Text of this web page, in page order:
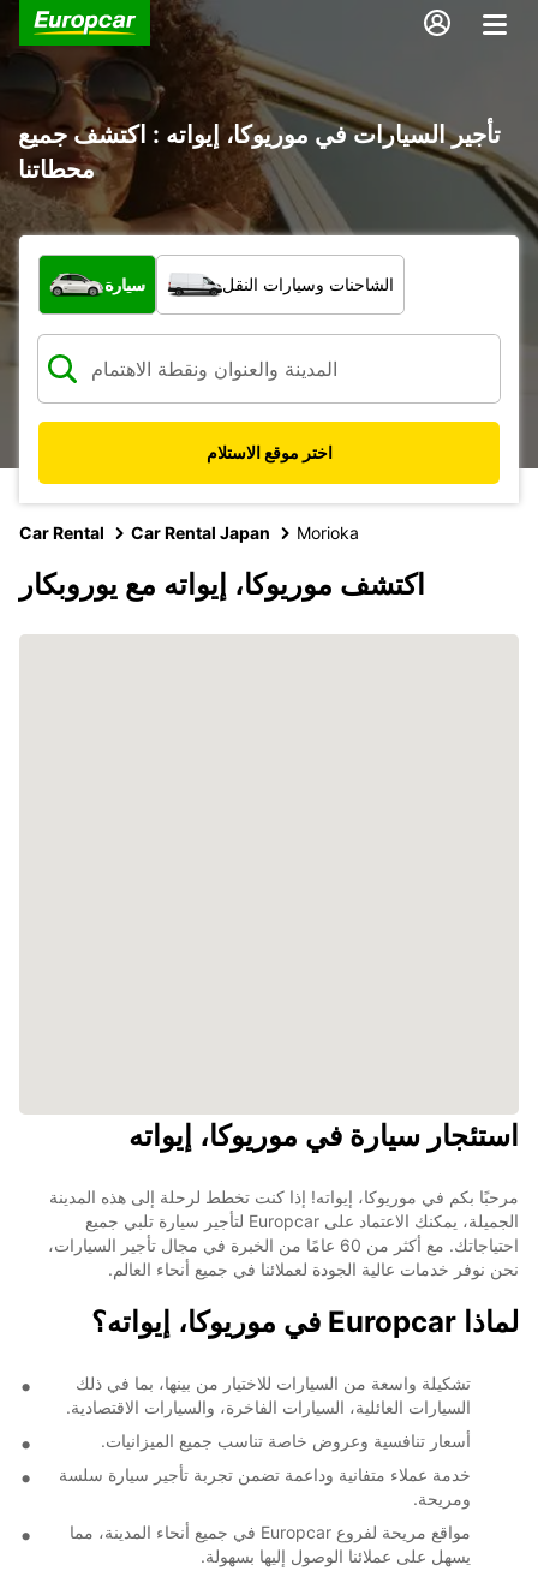
تأجير السيارات في موريوكا، إيواته : اكتشف جميع
محطاتنا
ما نوع المركبة؟
سيارة الشاحنات وسيارات النقل
اختر موقع الاستلام
Car Rental Car Rental Japan Morioka
اكتشف موريوكا، إيواته مع يوروبكار
استئجار سيارة في موريوكا، إيواته
مرحبًا بكم في موريوكا، إيواته! إذا كنت تخطط لرحلة إلى هذه المدينة
الجميلة، يمكنك الاعتماد على Europcar لتأجير سيارة تلبي جميع
احتياجاتك. مع أكثر من 60 عامًا من الخبرة في مجال تأجير السيارات،
نحن نوفر خدمات عالية الجودة لعملائنا في جميع أنحاء العالم.
لماذا Europcar في موريوكا، إيواته؟
تشكيلة واسعة من السيارات للاختيار من بينها، بما في ذلك
السيارات العائلية، السيارات الفاخرة، والسيارات الاقتصادية.
أسعار تنافسية وعروض خاصة تناسب جميع الميزانيات.
خدمة عملاء متفانية وداعمة تضمن تجربة تأجير سيارة سلسة
ومريحة.
مواقع مريحة لفروع Europcar في جميع أنحاء المدينة، مما
يسهل على عملائنا الوصول إليها بسهولة.